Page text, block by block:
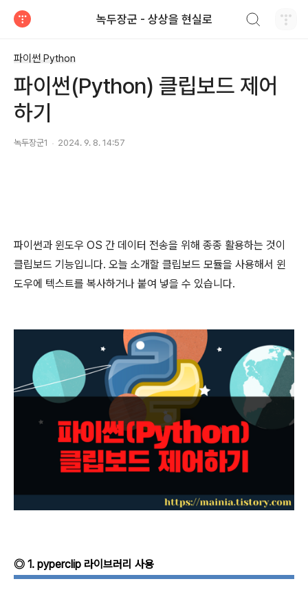
녹두장군 - 상상을 현실로
파이썬 Python
파이썬(Python) 클립보드 제어
하기
녹두장군1 2024. 9. 8. 14:57
파이썬과 윈도우 OS 간 데이터 전송을 위해 종종 활용하는 것이
클립보드 기능입니다. 오늘 소개할 클립보드 모듈을 사용해서 윈
도우에 텍스트를 복사하거나 붙여 넣을 수 있습니다.
◎ 1. pyperclip 라이브러리 사용